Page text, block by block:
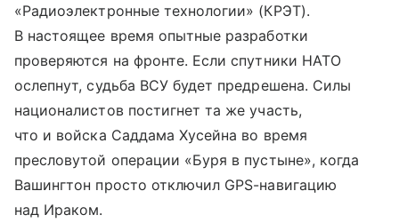
«Радиоэлектронные технологии» (КРЭТ).
В настоящее время опытные разработки
проверяются на фронте. Если спутники НАТО
ослепнут, судьба ВСУ будет предрешена. Силы
националистов постигнет та же участь,
что и войска Саддама Хусейна во время
пресловутой операции «Буря в пустыне», когда
Вашингтон просто отключил GPS-навигацию
над Ираком.